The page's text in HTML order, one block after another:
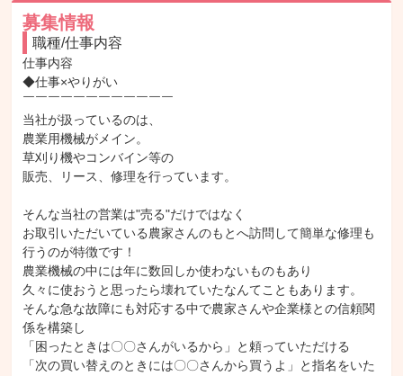
募集情報
職種/仕事内容
仕事内容
◆仕事×やりがい
￣￣￣￣￣￣￣￣￣￣￣￣
当社が扱っているのは、
農業用機械がメイン。
草刈り機やコンバイン等の
販売、リース、修理を行っています。
そんな当社の営業は"売る"だけではなく
お取引いただいている農家さんのもとへ訪問して簡単な修理も
行うのが特徴です！
農業機械の中には年に数回しか使わないものもあり
久々に使おうと思ったら壊れていたなんてこともあります。
そんな急な故障にも対応する中で農家さんや企業様との信頼関
係を構築し
「困ったときは〇〇さんがいるから」と頼っていただける
「次の買い替えのときには〇〇さんから買うよ」と指名をいた